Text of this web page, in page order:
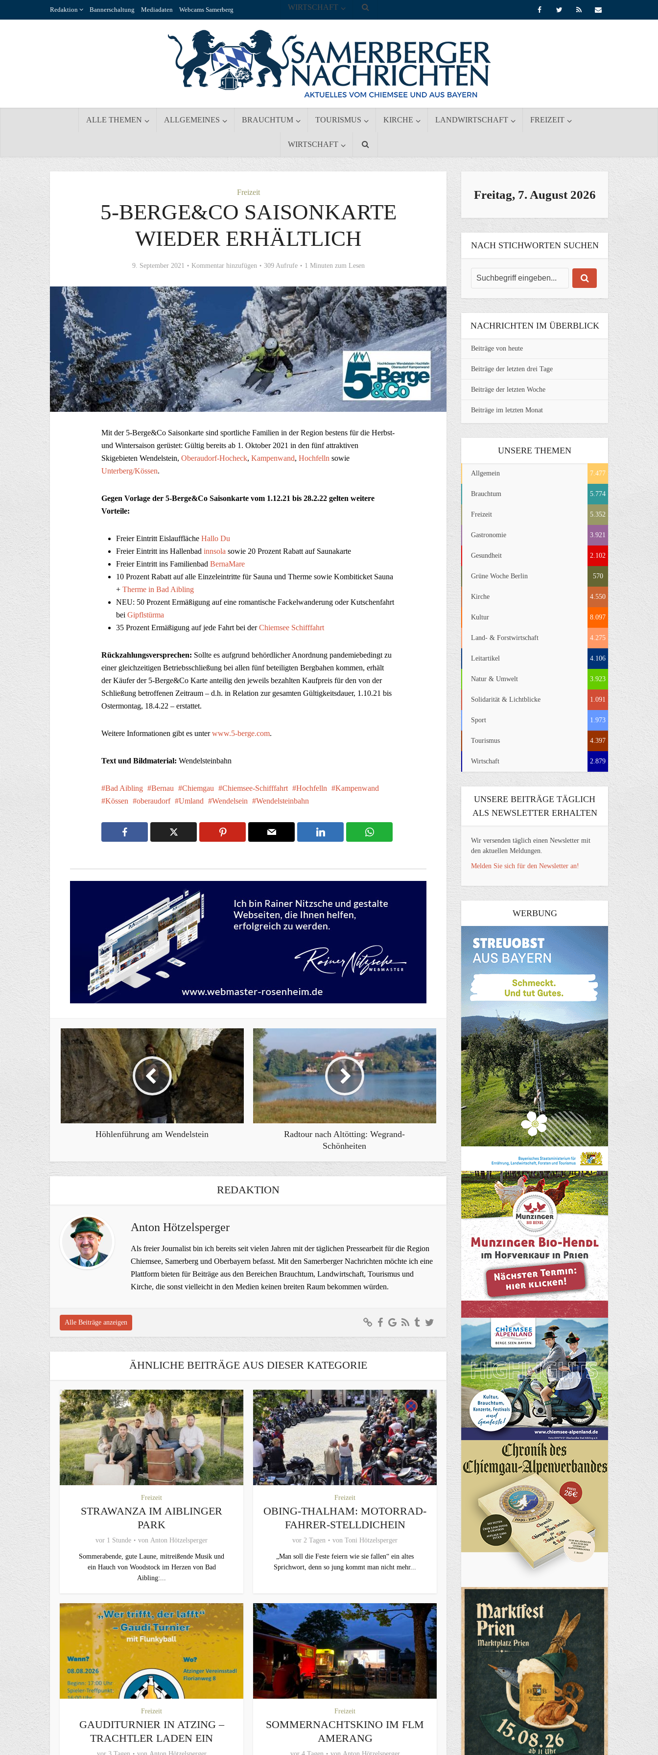
Redaktion Bannerschaltung Mediadaten Webcams Samerberg
ALLE THEMEN ALLGEMEINES BRAUCHTUM TOURISMUS KIRCHE LANDWIRTSCHAFT FREIZEIT
WIRTSCHAFT
WIRTSCHAFT
Freizeit
5-BERGE&CO SAISONKARTE
WIEDER ERHÄLTLICH
9. September 2021 Kommentar hinzufügen 309 Aufrufe 1 Minuten zum Lesen
Mit der 5-Berge&Co Saisonkarte sind sportliche Familien in der Region bestens für die Herbst-
und Wintersaison gerüstet: Gültig bereits ab 1. Oktober 2021 in den fünf attraktiven
Skigebieten Wendelstein, Oberaudorf-Hocheck, Kampenwand, Hochfelln sowie
Unterberg/Kössen.
Gegen Vorlage der 5-Berge&Co Saisonkarte vom 1.12.21 bis 28.2.22 gelten weitere
Vorteile:
Freier Eintritt Eislauffläche Hallo Du
Freier Eintritt ins Hallenbad innsola sowie 20 Prozent Rabatt auf Saunakarte
Freier Eintritt ins Familienbad BernaMare
10 Prozent Rabatt auf alle Einzeleintritte für Sauna und Therme sowie Kombiticket Sauna
+ Therme in Bad Aibling
NEU: 50 Prozent Ermäßigung auf eine romantische Fackelwanderung oder Kutschenfahrt
bei Gipflstürma
35 Prozent Ermäßigung auf jede Fahrt bei derChiemsee Schifffahrt
Rückzahlungsversprechen: Sollte es aufgrund behördlicher Anordnung pandemiebedingt zu
einer gleichzeitigen Betriebsschließung bei allen fünf beteiligten Bergbahen kommen, erhält
der Käufer der 5-Berge&Co Karte anteilig den jeweils bezahlten Kaufpreis für den von der
Schließung betroffenen Zeitraum – d.h. in Relation zur gesamten Gültigkeitsdauer, 1.10.21 bis
Ostermontag, 18.4.22 – erstattet.
Weitere Informationen gibt es unterwww.5-berge.com.
Text und Bildmaterial: Wendelsteinbahn
Bad Aibling Bernau Chiemgau Chiemsee-Schifffahrt Hochfelln
Kampenwand
Kössen
oberaudorf Umland Wendelsein Wendelsteinbahn
Höhlenführung am Wendelstein
Radtour nach Altötting: Wegrand-
Schönheiten
REDAKTION
Anton Hötzelsperger
Als freier Journalist bin ich bereits seit vielen Jahren mit der täglichen Pressearbeit für die Region
Chiemsee, Samerberg und Oberbayern befasst. Mit den Samerberger Nachrichten möchte ich eine
Plattform bieten für Beiträge aus den Bereichen Brauchtum, Landwirtschaft, Tourismus und
Kirche, die sonst vielleicht in den Medien keinen breiten Raum bekommen würden.
Alle Beiträge anzeigen
ÄHNLICHE BEITRÄGE AUS DIESER KATEGORIE
Freizeit
STRAWANZA IM AIBLINGER
PARK
vor 1 Stunde von Anton Hötzelsperger
Sommerabende, gute Laune, mitreißende Musik und
ein Hauch von Woodstock im Herzen von Bad
Aibling:...
Freizeit
OBING-THALHAM: MOTORRAD-
FAHRER-STELLDICHEIN
vor 2 Tagen von Toni Hötzelsperger
„Man soll die Feste feiern wie sie fallen“ ein altes
Sprichwort, denn so jung kommt man nicht mehr...
Freizeit
GAUDITURNIER IN ATZING –
TRACHTLER LADEN EIN
Freizeit
SOMMERNACHTSKINO IM FLM
AMERANG
Freitag, 7. August 2026
NACH STICHWORTEN SUCHEN
NACHRICHTEN IM ÜBERBLICK
Beiträge von heute
Beiträge der letzten drei Tage
Beiträge der letzten Woche
Beiträge im letzten Monat
UNSERE THEMEN
Allgemein 7.477
Brauchtum 5.774
Freizeit 5.352
Gastronomie 3.921
Gesundheit 2.102
Grüne Woche Berlin 570
Kirche 4.550
Kultur 8.097
Land- & Forstwirtschaft 4.275
Leitartikel 4.106
Natur & Umwelt 3.923
Solidarität & Lichtblicke 1.091
Sport 1.973
Tourismus 4.397
Wirtschaft 2.879
UNSERE BEITRÄGE TÄGLICH
ALS NEWSLETTER ERHALTEN
Wir versenden täglich einen Newsletter mit
den aktuellen Meldungen.
Melden Sie sich für den Newsletter an!
WERBUNG